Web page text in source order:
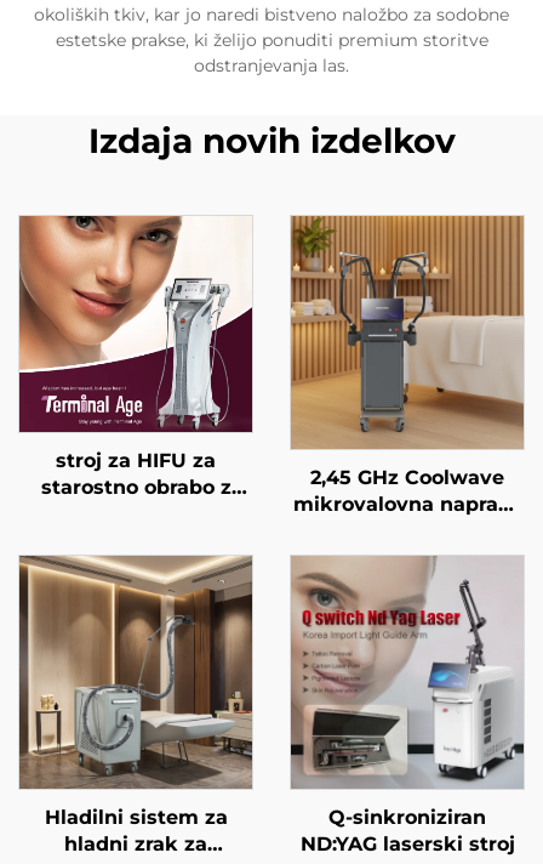
okoliških tkiv, kar jo naredi bistveno naložbo za sodobne
estetske prakse, ki želijo ponuditi premium storitve
odstranjevanja las.
Izdaja novih izdelkov
stroj za HIFU za
starostno obrabo z
frekvencah,
dvigovanje obraza,
napenjanje kože in
modeliranje telesa
2,45 GHz Coolwave
mikrovalovna naprava
telesa, zmanjševanje
celulita, dvigovanje in
napenjanje kože ter
radiofrekvenčno
obdelavo obraza za
izgubo teže in
izboljšanje kontur
telesa
Hladilni sistem za
hladni zrak za
Q-sinkroniziran
ND:YAG laserski stroj